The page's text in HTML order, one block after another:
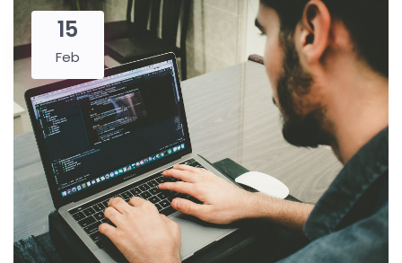
15
Feb